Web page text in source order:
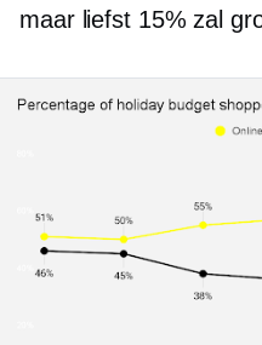
maar liefst 15% zal